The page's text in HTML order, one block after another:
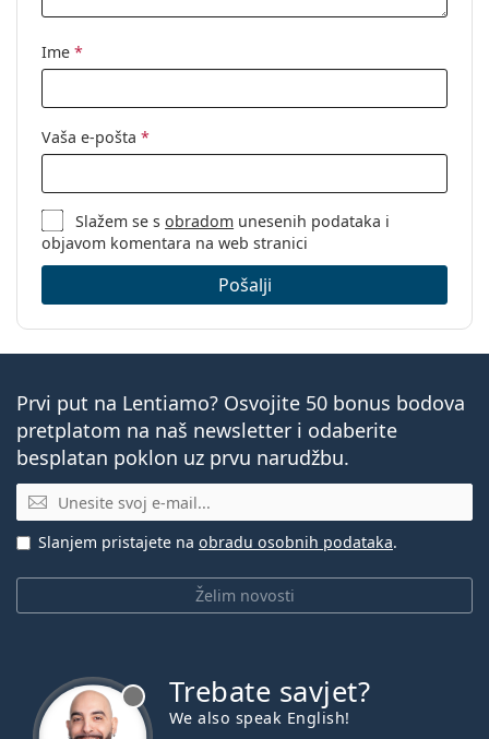
Marka:
Levi´s
Kod:
Ime *
Vaša e-pošta *
Slažem se sobradom unesenih podataka i
objavom komentara na web stranici
Pošalji
Prvi put na Lentiamo? Osvojite 50 bonus bodova
pretplatom na naš newsletter i odaberite
besplatan poklon uz prvu narudžbu.
E-mail
Želim novosti
Slanjem pristajete na obradu osobnih podataka.
Trebate savjet?
We also speak English!